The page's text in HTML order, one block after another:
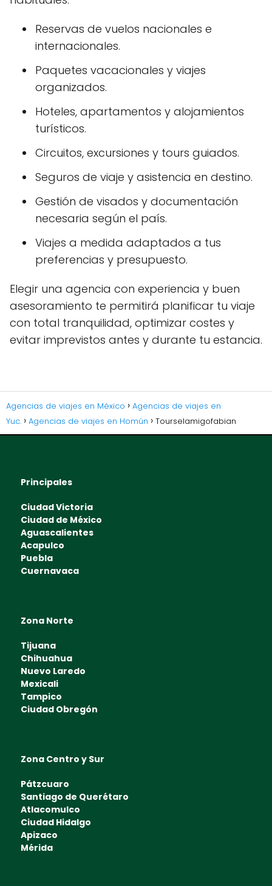
Reservas de vuelos nacionales e
internacionales.
Paquetes vacacionales y viajes
organizados.
Hoteles, apartamentos y alojamientos
turísticos.
Circuitos, excursiones y tours guiados.
Seguros de viaje y asistencia en destino.
Gestión de visados y documentación
necesaria según el país.
Viajes a medida adaptados a tus
preferencias y presupuesto.
Elegir una agencia con experiencia y buen
asesoramiento te permitirá planificar tu viaje
con total tranquilidad, optimizar costes y
evitar imprevistos antes y durante tu estancia.
Agencias de viajes en México
Agencias de viajes en
Yuc.
Agencias de viajes en Homún Tourselamigofabian
Principales
Ciudad Victoria
Ciudad de México
Aguascalientes
Acapulco
Puebla
Cuernavaca
Zona Norte
Tijuana
Chihuahua
Nuevo Laredo
Mexicali
Tampico
Ciudad Obregón
Zona Centro y Sur
Pátzcuaro
Santiago de Querétaro
Atlacomulco
Ciudad Hidalgo
Apizaco
Mérida